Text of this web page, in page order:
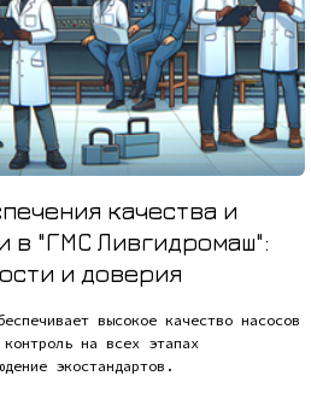
качества и
в "ГМС Ливгидромаш":
и доверия
высокое качество насосов
на всех этапах
экостандартов.